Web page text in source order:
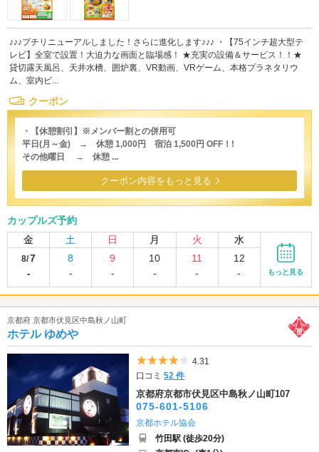
♪♪♪プチリニューアルしました！さらに進化します♪♪♪ ・【75インチ超大型テ
レビ】全室で設置！大迫力な画面と臨場感！ ★充実の設備＆サービス！！★
貸切露天風呂、天井水槽、囲炉裏、VR動画、VRゲーム、本格プラネタリウ
ム、室内ビ...
クーポン
・【休憩割引】※メンバー割との併用可
平日(月～金) → 休憩 1,000円 宿泊 1,500円 OFF！!
その他曜日 → 休憩 ...
クーポン内容をもっと見る
カップルズ予約
金
土 日 月 火 水
8/7
-
8
-
9
-
10
-
11
-
12
-
もっと見る
京都府 京都市伏見区中島秋ノ山町
ホテル ゆめや
5つ星のうち4
4.31
口コミ52 件
京都府京都市伏見区中島秋ノ山町107
075-601-5106
京都ホテル協会
竹田駅 (徒歩20分)